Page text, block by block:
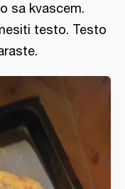
sa kvascem.
testo. Testo